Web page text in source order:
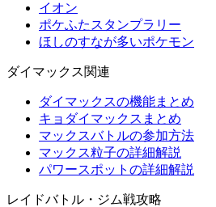
イオン
ポケふたスタンプラリー
ほしのすなが多いポケモン
ダイマックス関連
ダイマックスの機能まとめ
キョダイマックスまとめ
マックスバトルの参加方法
マックス粒子の詳細解説
パワースポットの詳細解説
レイドバトル・ジム戦攻略